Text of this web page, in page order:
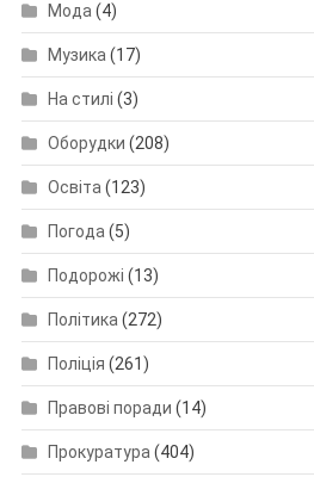
Мода (4)
Музика (17)
На стилі (3)
Оборудки (208)
Освіта (123)
Погода (5)
Подорожі (13)
Політика (272)
Поліція (261)
Правові поради (14)
Прокуратура (404)